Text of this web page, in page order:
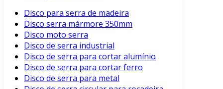
Disco para serra de madeira
Disco serra mármore 350mm
Disco moto serra
Disco de serra industrial
Disco de serra para cortar alumínio
Disco de serra para cortar ferro
Disco de serra para metal